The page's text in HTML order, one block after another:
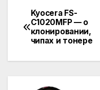
по
записям
Kyocera FS-
C1020MFP — о
клонировании,
чипах и тонере